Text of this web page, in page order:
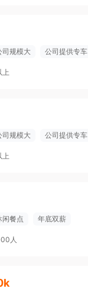
司规模大 公司提供专车
上
司规模大 公司提供专车
上
闲餐点 年底双薪
人